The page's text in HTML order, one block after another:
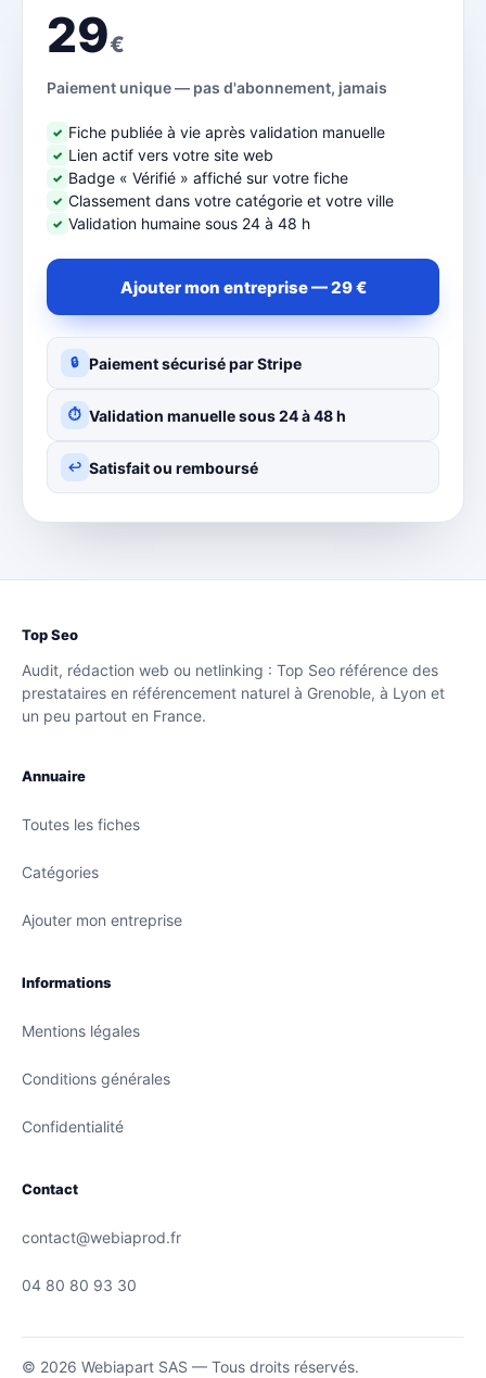
29€
Paiement unique — pas d'abonnement, jamais
✓ Fiche publiée à vie après validation manuelle
✓ Lien actif vers votre site web
✓ Badge « Vérifié » affiché sur votre fiche
✓ Classement dans votre catégorie et votre ville
✓ Validation humaine sous 24 à 48 h
Ajouter mon entreprise — 29 €
🔒 Paiement sécurisé par Stripe
⏱ Validation manuelle sous 24 à 48 h
↩ Satisfait ou remboursé
Top Seo
Audit, rédaction web ou netlinking : Top Seo référence des
prestataires en référencement naturel à Grenoble, à Lyon et
un peu partout en France.
Annuaire
Toutes les fiches
Catégories
Ajouter mon entreprise
Informations
Mentions légales
Conditions générales
Confidentialité
Contact
contact@webiaprod.fr
04 80 80 93 30
© 2026 Webiapart SAS — Tous droits réservés.